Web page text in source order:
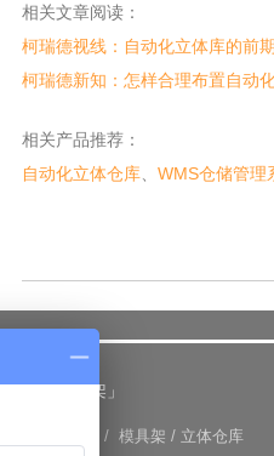
相关文章阅读：
柯瑞德视线：自动化立体库的前
柯瑞德新知：怎样合理布置自动
相关产品推荐：
自动化立体仓库
WMS仓储管理
「仓储货架」
/ 模具架 / 立体仓库